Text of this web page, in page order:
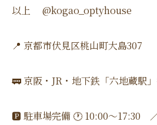
以上 @kogao_optyhouse
📍 京都市伏見区桃山町大島307
🚃 京阪・JR・地下鉄「六地蔵駅
🅿️ 駐車場完備 🕐 10:00〜17:30